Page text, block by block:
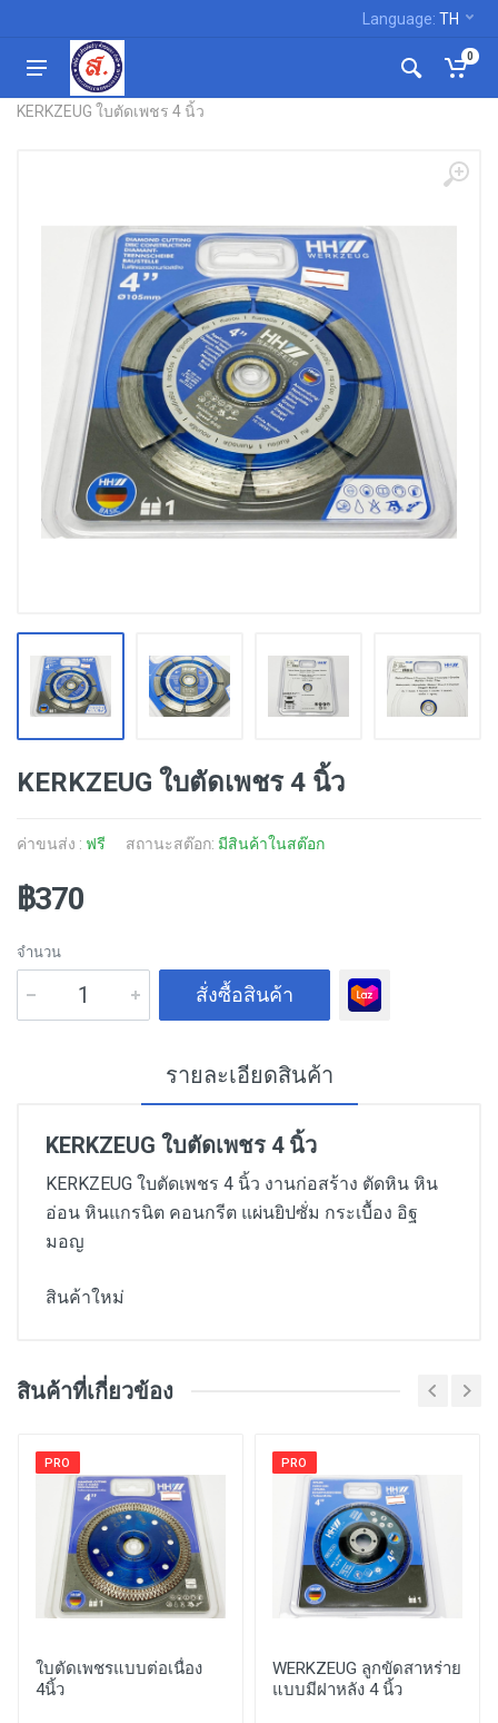
Language: TH
0
ใบตัด ใบเจียร ใบขัด ใบปัด ใบเลื่อย
KERKZEUG ใบตัดเพชร 4 นิ้ว
KERKZEUG ใบตัดเพชร 4 นิ้ว
ค่าขนส่ง : ฟรี สถานะสต๊อก: มีสินค้าในสต๊อก
฿370
จำนวน
สั่งซื้อสินค้า
รายละเอียดสินค้า
KERKZEUG ใบตัดเพชร 4 นิ้ว
KERKZEUG ใบตัดเพชร 4 นิ้ว งานก่อสร้าง ตัดหิน หิน
อ่อน หินแกรนิต คอนกรีต แผ่นยิปซั่ม กระเบื้อง อิฐ
มอญ
สินค้าใหม่
สินค้าที่เกี่ยวข้อง
PRO
ใบตัดเพชรแบบต่อเนื่อง
4นิ้ว
PRO
WERKZEUG ลูกขัดสาหร่าย
แบบมีฝาหลัง 4 นิ้ว